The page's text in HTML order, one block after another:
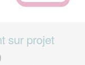
sur projet